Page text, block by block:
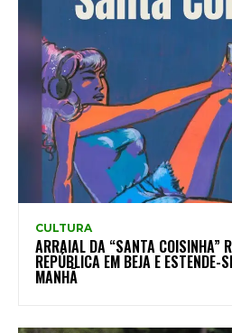
CULTURA
ARRAIAL DA “SANTA COISINHA”
REPÚBLICA EM BEJA E ESTENDE-
MANHÃ